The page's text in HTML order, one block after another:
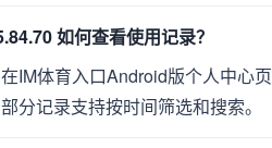
如何查看使用记录？
IM体育入口Android版个人中心
分记录支持按时间筛选和搜索。